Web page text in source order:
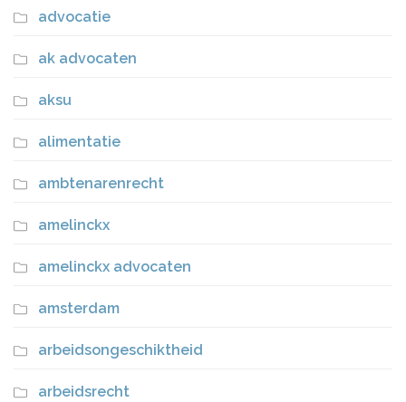
advocatie
ak advocaten
aksu
alimentatie
ambtenarenrecht
amelinckx
amelinckx advocaten
amsterdam
arbeidsongeschiktheid
arbeidsrecht